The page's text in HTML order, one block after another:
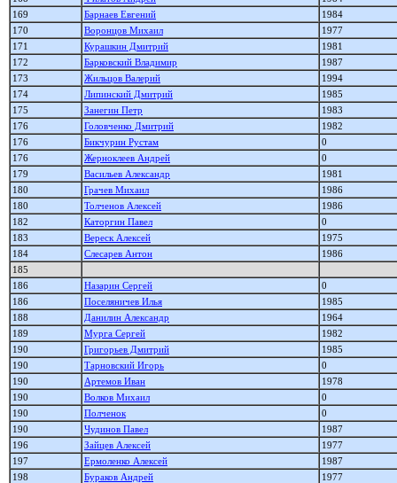
169
Барнаев Евгений
1984
170
Воронцов Михаил
1977
171
Курашкин Дмитрий
1981
172
Барковский Владимир
1987
173
Жильцов Валерий
1994
174
Липинский Дмитрий
1985
175
Занегин Петр
1983
176
Головченко Дмитрий
1982
176
Бикчурин Рустам
0
176
Жерноклеев Андрей
0
179
Васильев Александр
1981
180
Грачев Михаил
1986
180
Толченов Алексей
1986
182
Каторгин Павел
0
183
Вереск Алексей
1975
184
Слесарев Антон
1986
185
186
Назарин Сергей
0
186
Поселяничев Илья
1985
188
Данилин Александр
1964
189
Мурга Сергей
1982
190
Григорьев Дмитрий
1985
190
Тарновский Игорь
0
190
Артемов Иван
1978
190
Волков Михаил
0
190
Полченок
0
190
Чудинов Павел
1987
196
Зайцев Алексей
1977
197
Ермоленко Алексей
1987
198
Бураков Андрей
1977